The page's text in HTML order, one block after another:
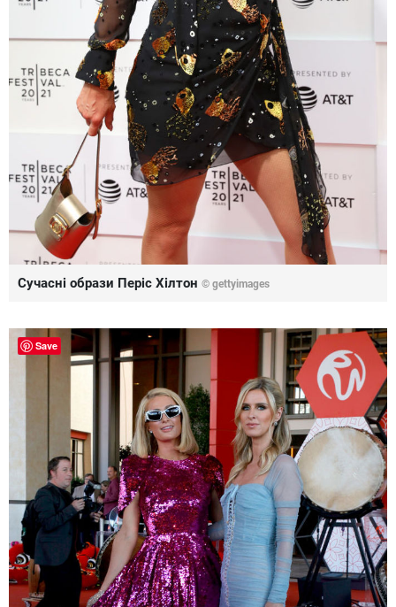
Сучасні образи Періс Хілтон © gettyimages
Save